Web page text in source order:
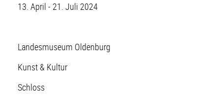
13. April - 21. Juli 2024
Landesmuseum Oldenburg
Kunst & Kultur
Schloss